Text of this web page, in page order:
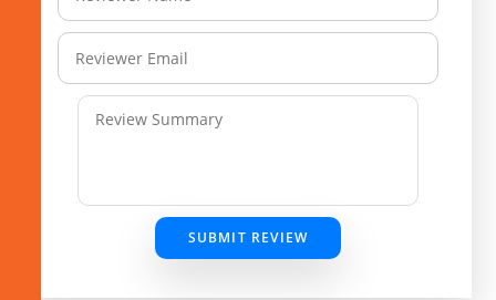
SUBMIT REVIEW